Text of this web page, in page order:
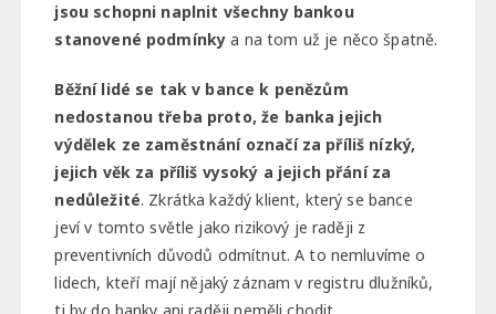
jsou schopni naplnit všechny bankou
stanovené podmínky a na tom už je něco špatně.
Běžní lidé se tak v bance k penězům
nedostanou třeba proto, že banka jejich
výdělek ze zaměstnání označí za příliš nízký,
jejich věk za příliš vysoký a jejich přání za
nedůležité. Zkrátka každý klient, který se bance
jeví v tomto světle jako rizikový je raději z
preventivních důvodů odmítnut. A to nemluvíme o
lidech, kteří mají nějaký záznam v registru dlužníků,